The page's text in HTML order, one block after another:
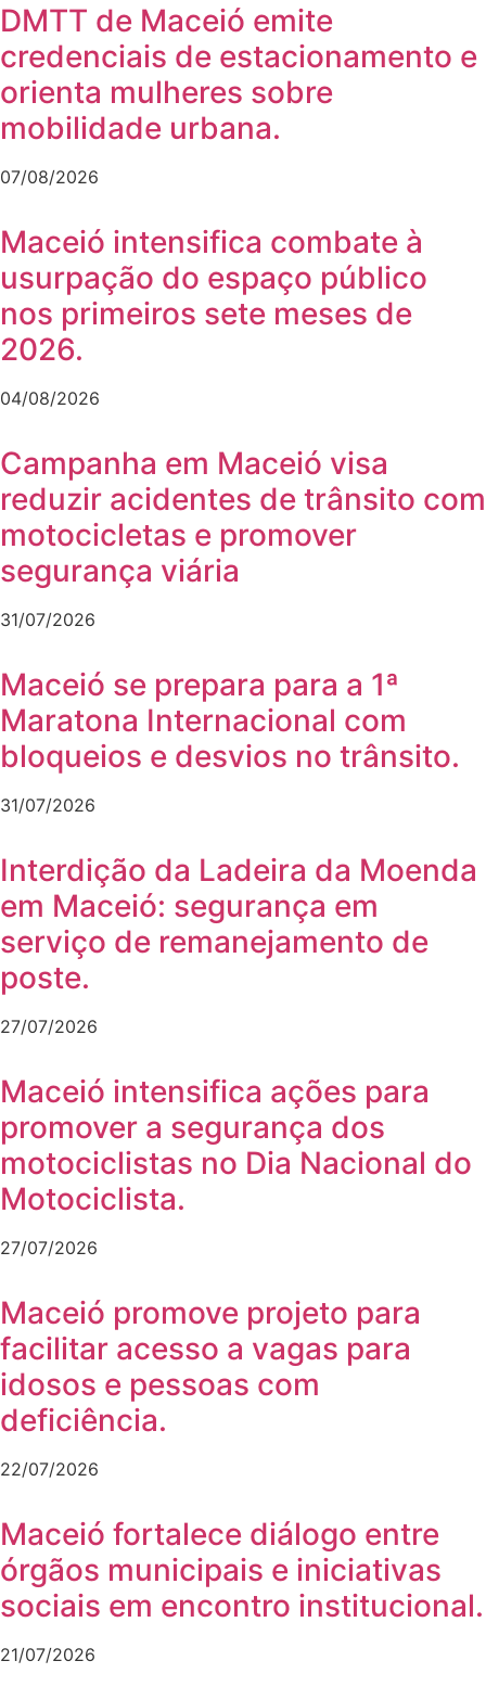
DMTT de Maceió emite
credenciais de estacionamento e
orienta mulheres sobre
mobilidade urbana.
07/08/2026
Maceió intensifica combate à
usurpação do espaço público
nos primeiros sete meses de
2026.
04/08/2026
Campanha em Maceió visa
reduzir acidentes de trânsito com
motocicletas e promover
segurança viária
31/07/2026
Maceió se prepara para a 1ª
Maratona Internacional com
bloqueios e desvios no trânsito.
31/07/2026
Interdição da Ladeira da Moenda
em Maceió: segurança em
serviço de remanejamento de
poste.
27/07/2026
Maceió intensifica ações para
promover a segurança dos
motociclistas no Dia Nacional do
Motociclista.
27/07/2026
Maceió promove projeto para
facilitar acesso a vagas para
idosos e pessoas com
deficiência.
22/07/2026
Maceió fortalece diálogo entre
órgãos municipais e iniciativas
sociais em encontro institucional.
21/07/2026